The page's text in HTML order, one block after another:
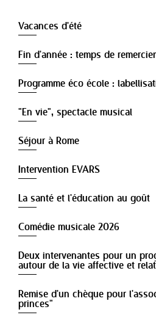
Vacances d'été
Fin d'année : temps de
Programme éco école :
"En vie", spectacle musical
Séjour à Rome
Intervention EVARS
La santé et l'éducation au goût
Comédie musicale 2026
Deux intervenantes pour un
autour de la vie affective et
Remise d'un chèque pour
princes"